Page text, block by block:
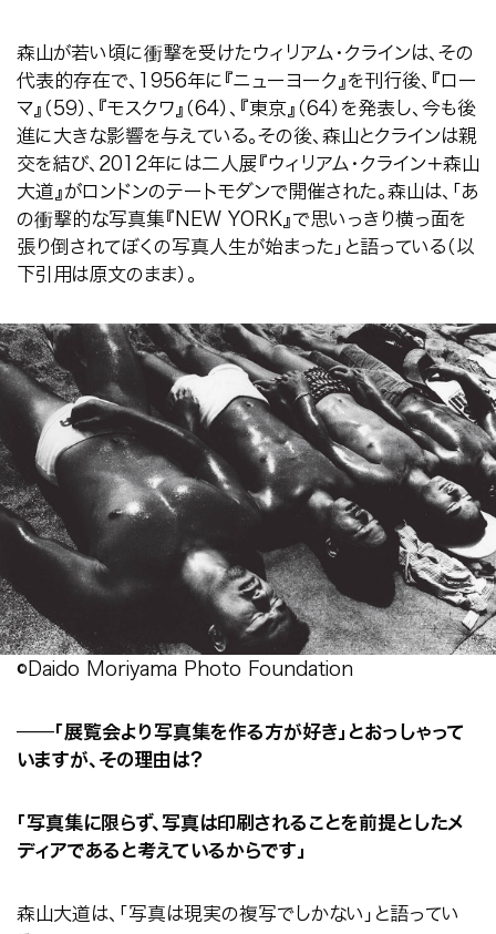
森山が若い頃に衝撃を受けたウィリアム・クラインは、その
代表的存在で、 1956年に『ニューヨーク』を刊行後、『ロー
マ』（59）、『モスクワ』（64）、『東京』（64）を発表し、今も後
進に大きな影響を与えている。その後、森山とクラインは親
交を結び、 2012年には二人展『ウィリアム・クライン＋森山
大道』がロンドンのテートモダンで開催された。森山は、「あ
の衝撃的な写真集『 NEW YORK 』で思いっきり横っ面を
張り倒されてぼくの写真人生が始まった」と語っている（以
下引用は原文のまま）。
©Daido Moriyama Photo Foundation
──「展覧会より写真集を作る方が好き」とおっしゃって
いますが、その理由は？
「写真集に限らず、写真は印刷されることを前提としたメ
ディアであると考えているからです」
森山大道は、「写真は現実の複写でしかない」と語ってい